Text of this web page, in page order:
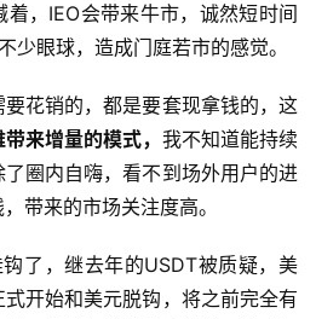
，IEO会带来牛市，诚然短时间
少眼球，造成门庭若市的感觉。
花销的，都是要套现拿钱的，这
来增量的模式， 我不知道能持续
圈内自嗨，看不到场外用户的进
带来的市场关注度高。
了，继去年的USDT被质疑，美
开始和美元脱钩，将之前完全有